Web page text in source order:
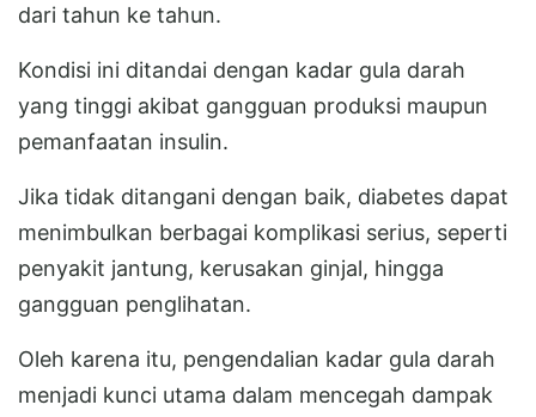
dari tahun ke tahun.
Kondisi ini ditandai dengan kadar gula darah
yang tinggi akibat gangguan produksi maupun
pemanfaatan insulin.
Jika tidak ditangani dengan baik, diabetes dapat
menimbulkan berbagai komplikasi serius, seperti
penyakit jantung, kerusakan ginjal, hingga
gangguan penglihatan.
Oleh karena itu, pengendalian kadar gula darah
menjadi kunci utama dalam mencegah dampak